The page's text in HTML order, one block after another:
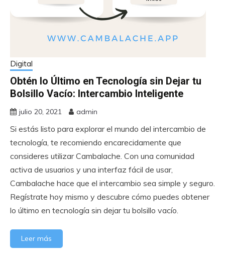
Digital
Obtén lo Último en Tecnología sin Dejar tu
Bolsillo Vacío: Intercambio Inteligente
julio 20, 2021 admin
Si estás listo para explorar el mundo del intercambio de
tecnología, te recomiendo encarecidamente que
consideres utilizar Cambalache. Con una comunidad
activa de usuarios y una interfaz fácil de usar,
Cambalache hace que el intercambio sea simple y seguro.
Regístrate hoy mismo y descubre cómo puedes obtener
lo último en tecnología sin dejar tu bolsillo vacío.
Leer más